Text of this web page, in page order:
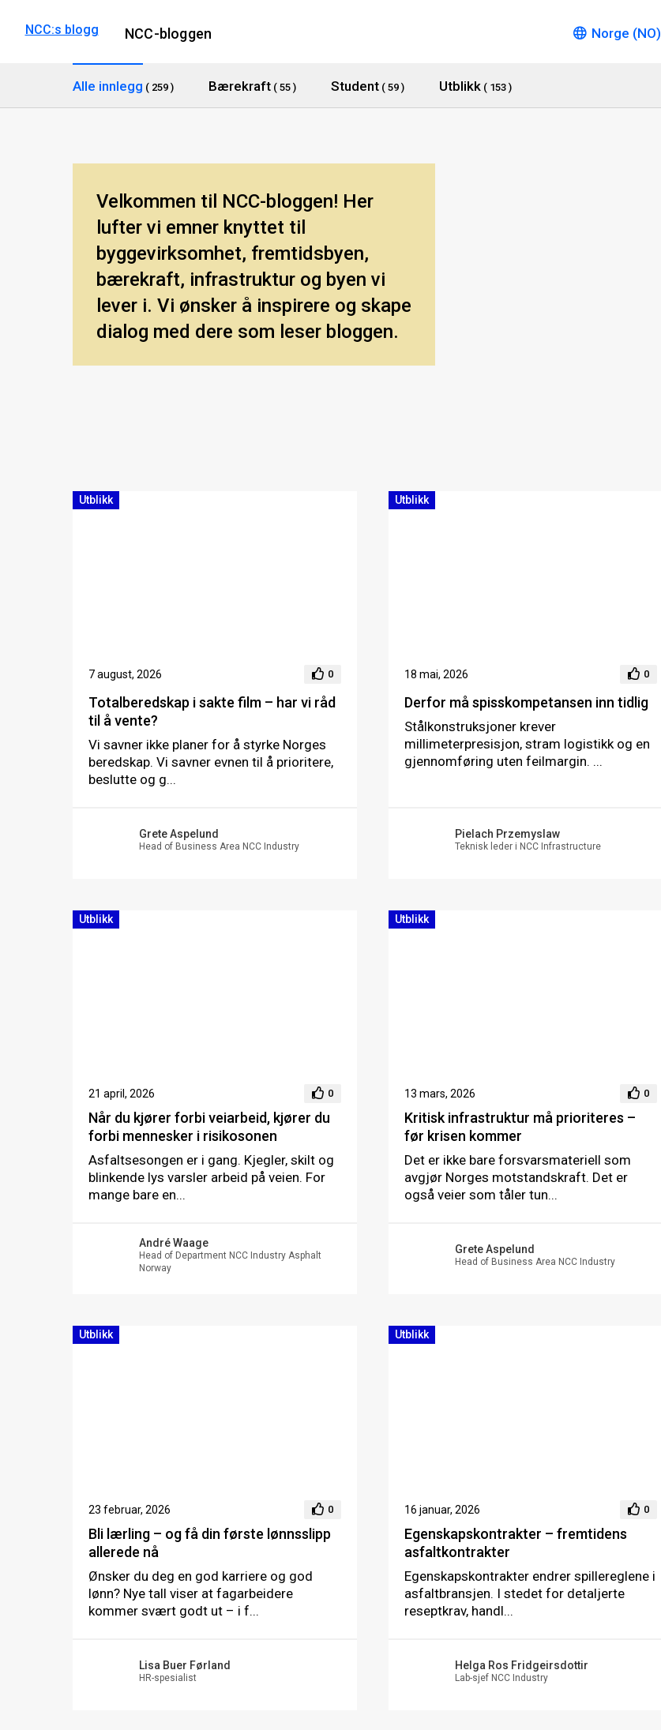
NCC:s blogg NCC-bloggen Norge (NO)
Alle innlegg ( 259 ) Bærekraft ( 55 ) Student ( 59 ) Utblikk ( 153 )
Velkommen til NCC-bloggen! Her
lufter vi emner knyttet til
byggevirksomhet, fremtidsbyen,
bærekraft, infrastruktur og byen vi
lever i. Vi ønsker å inspirere og skape
dialog med dere som leser bloggen.
7 august, 2026 0
Utblikk
Totalberedskap i sakte film – har vi råd
til å vente?
Vi savner ikke planer for å styrke Norges
beredskap. Vi savner evnen til å prioritere,
beslutte og g...
Grete Aspelund
Head of Business Area NCC Industry
18 mai, 2026 0
Utblikk
Derfor må spisskompetansen inn tidlig
Stålkonstruksjoner krever
millimeterpresisjon, stram logistikk og en
gjennomføring uten feilmargin. ...
Pielach Przemyslaw
Teknisk leder i NCC Infrastructure
21 april, 2026 0
Utblikk
Når du kjører forbi veiarbeid, kjører du
forbi mennesker i risikosonen
Asfaltsesongen er i gang. Kjegler, skilt og
blinkende lys varsler arbeid på veien. For
mange bare en...
André Waage
Head of Department NCC Industry Asphalt
Norway
13 mars, 2026 0
Utblikk
Kritisk infrastruktur må prioriteres –
før krisen kommer
Det er ikke bare forsvarsmateriell som
avgjør Norges motstandskraft. Det er
også veier som tåler tun...
Grete Aspelund
Head of Business Area NCC Industry
23 februar, 2026 0
Utblikk
Bli lærling – og få din første lønnsslipp
allerede nå
Ønsker du deg en god karriere og god
lønn? Nye tall viser at fagarbeidere
kommer svært godt ut – i f...
Lisa Buer Førland
HR-spesialist
16 januar, 2026 0
Utblikk
Egenskapskontrakter – fremtidens
asfaltkontrakter
Egenskapskontrakter endrer spillereglene i
asfaltbransjen. I stedet for detaljerte
reseptkrav, handl...
Helga Ros Fridgeirsdottir
Lab-sjef NCC Industry